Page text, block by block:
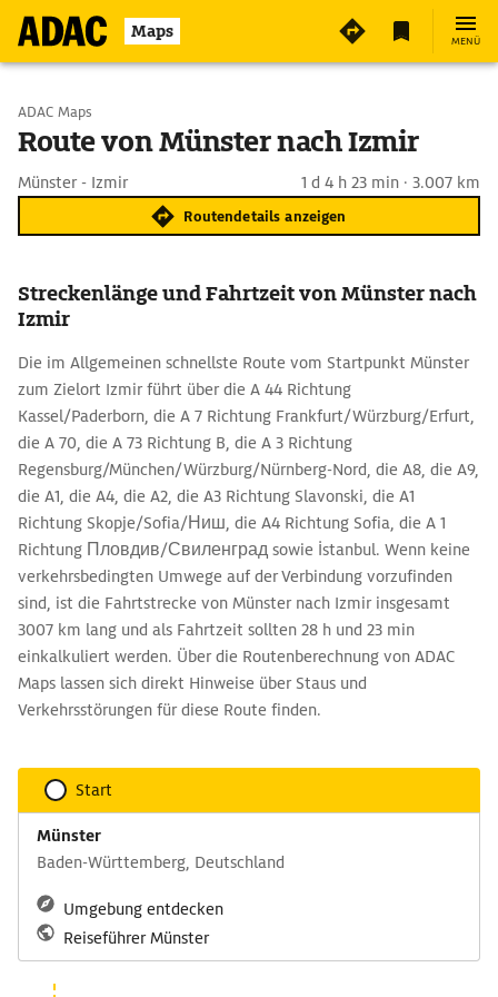
Maps MENÜ
Start wählen
ADAC Maps
Route von Münster nach Izmir
Münster - Izmir 1 d 4 h 23 min · 3.007 km
Routendetails anzeigen
Streckenlänge und Fahrtzeit von Münster nach
Izmir
Die im Allgemeinen schnellste Route vom Startpunkt Münster
zum Zielort Izmir führt über die A 44 Richtung
Kassel/Paderborn, die A 7 Richtung Frankfurt/Würzburg/Erfurt,
die A 70, die A 73 Richtung B, die A 3 Richtung
Regensburg/München/Würzburg/Nürnberg-Nord, die A8, die A9,
die A1, die A4, die A2, die A3 Richtung Slavonski, die A1
Richtung Skopje/Sofia/Ниш, die A4 Richtung Sofia, die A 1
Richtung Пловдив/Свиленград sowie İstanbul. Wenn keine
verkehrsbedingten Umwege auf der Verbindung vorzufinden
sind, ist die Fahrtstrecke von Münster nach Izmir insgesamt
3007 km lang und als Fahrtzeit sollten 28 h und 23 min
einkalkuliert werden. Über die Routenberechnung von ADAC
Maps lassen sich direkt Hinweise über Staus und
Verkehrsstörungen für diese Route finden.
Start
Münster
Baden-Württemberg, Deutschland
Umgebung entdecken
Reiseführer Münster